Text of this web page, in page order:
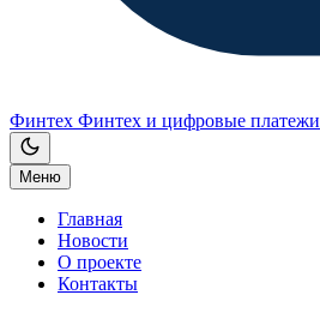
Финтех Финтех и цифровые платежи
Меню
Главная
Новости
О проекте
Контакты